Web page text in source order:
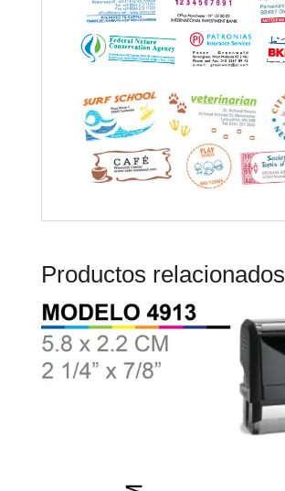
Productos relacionados